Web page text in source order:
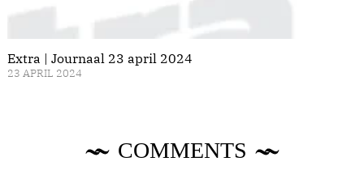
Extra | Journaal 23 april 2024
23 APRIL 2024
COMMENTS